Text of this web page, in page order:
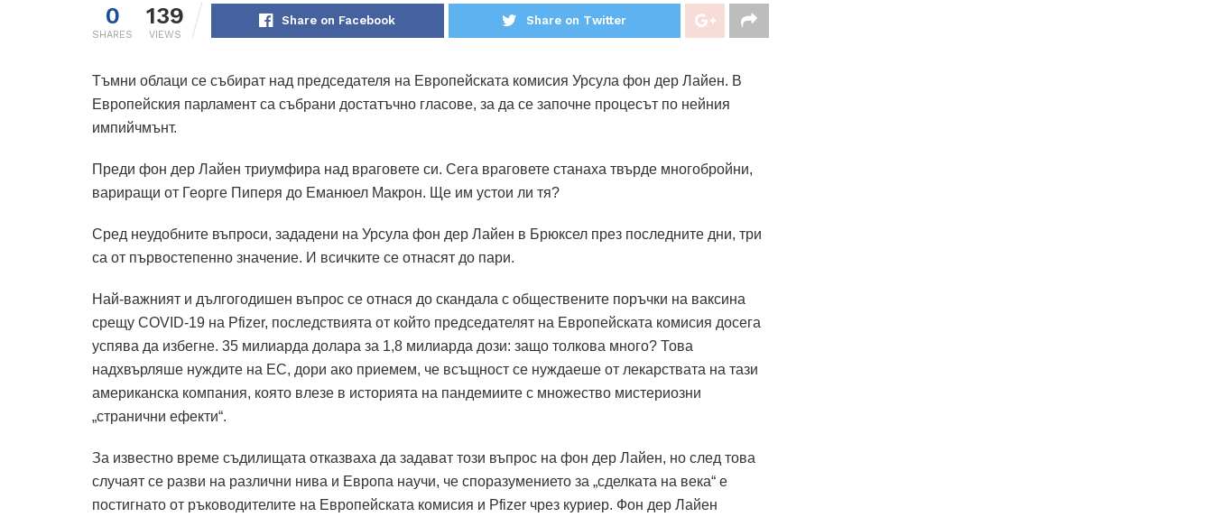
0
SHARES
139
VIEWS
Share on Facebook Share on Twitter
Тъмни облаци се събират над председателя на Европейската комисия Урсула фон дер Лайен. В
Европейския парламент са събрани достатъчно гласове, за да се започне процесът по нейния
импийчмънт.
Преди фон дер Лайен триумфира над враговете си. Сега враговете станаха твърде многобройни,
вариращи от Георге Пиперя до Еманюел Макрон. Ще им устои ли тя?
Сред неудобните въпроси, зададени на Урсула фон дер Лайен в Брюксел през последните дни, три
са от първостепенно значение. И всичките се отнасят до пари.
Най-важният и дългогодишен въпрос се отнася до скандала с обществените поръчки на ваксина
срещу COVID-19 на Pfizer, последствията от който председателят на Европейската комисия досега
успява да избегне. 35 милиарда долара за 1,8 милиарда дози: защо толкова много? Това
надхвърляше нуждите на ЕС, дори ако приемем, че всъщност се нуждаеше от лекарствата на тази
американска компания, която влезе в историята на пандемиите с множество мистериозни
„странични ефекти“.
За известно време съдилищата отказваха да задават този въпрос на фон дер Лайен, но след това
случаят се разви на различни нива и Европа научи, че споразумението за „сделката на века“ е
постигнато от ръководителите на Европейската комисия и Pfizer чрез куриер. Фон дер Лайен